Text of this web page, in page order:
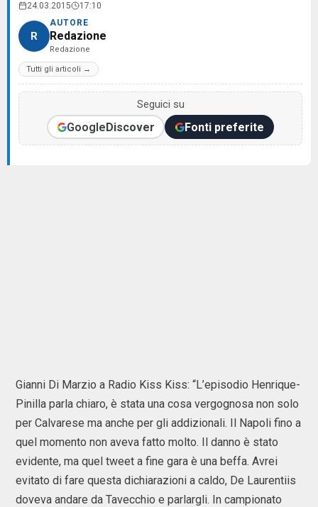
24.03.2015 17:10
R
AUTORE
Redazione
Redazione
Tutti gli articoli →
Seguici su
GoogleDiscover Fonti preferite
Gianni Di Marzio a Radio Kiss Kiss: “L’episodio Henrique-
Pinilla parla chiaro, è stata una cosa vergognosa non solo
per Calvarese ma anche per gli addizionali. Il Napoli fino a
quel momento non aveva fatto molto. Il danno è stato
evidente, ma quel tweet a fine gara è una beffa. Avrei
evitato di fare questa dichiarazioni a caldo, De Laurentiis
doveva andare da Tavecchio e parlargli. In campionato